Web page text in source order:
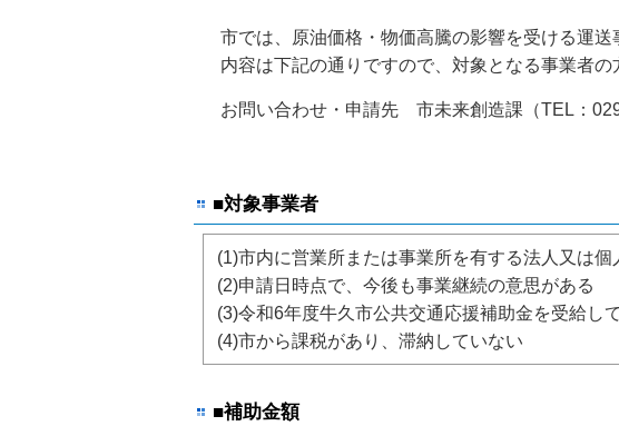
市では、原油価格・物価高騰の影響を受ける運送
内容は下記の通りですので、対象となる事業者の
お問い合わせ・申請先 市未来創造課（TEL：
■対象事業者
(1)市内に営業所または事業所を有する法人又は
(2)申請日時点で、今後も事業継続の意思がある
(3)令和6年度牛久市公共交通応援補助金を受給し
(4)市から課税があり、滞納していない
■補助金額